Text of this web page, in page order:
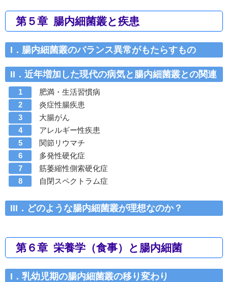
第５章 腸内細菌叢と疾患
I．腸内細菌叢のバランス異常がもたらすもの
II．近年増加した現代の病気と腸内細菌叢との関連
肥満・生活習慣病
炎症性腸疾患
大腸がん
アレルギー性疾患
関節リウマチ
多発性硬化症
筋萎縮性側索硬化症
自閉スペクトラム症
III．どのような腸内細菌叢が理想なのか？
第６章 栄養学（食事）と腸内細菌
I．乳幼児期の腸内細菌叢の移り変わり